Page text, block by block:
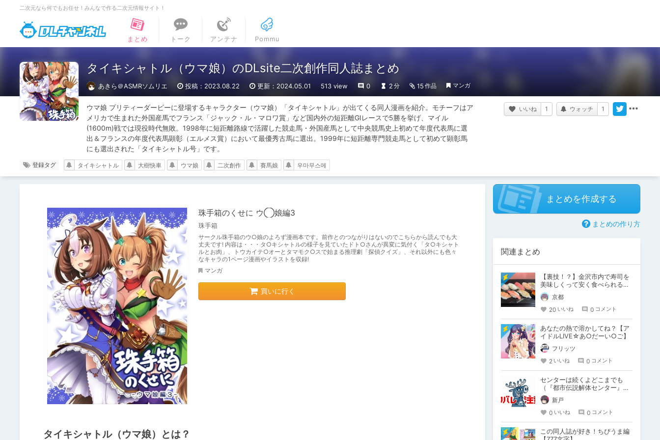
二次元なら何でもお任せ！みんなで作る二次元情報サイト！
DLチャンネル
まとめ
トーク アンテナ Pommu
タイキシャトル（ウマ娘）のDLsite二次創作同人誌まとめ
あきら＠ASMRソムリエ 投稿：2023.08.22 更新：2024.05.01 513 view 0 2 分 15 作品 マンガ
ウマ娘 プリティーダービーに登場するキャラクター（ウマ娘）「タイキシャトル」が出てくる同人漫画を紹介。モチーフはア
メリカで生まれた外国産馬でフランス「ジャック・ル・マロワ賞」など国内外の短距離GIレースで5勝を挙げ、マイル
(1600m)戦では現役時代無敗。1998年に短距離路線で活躍した競走馬・外国産馬として中央競馬史上初めて年度代表馬に選
出＆フランスの年度代表馬顕彰（エルメス賞）において最優秀古馬に選出。1999年に短距離専門競走馬として初めて顕彰馬
にも選出された「タイキシャトル号」です。
いいね 1 ウォッチ 1
登録タグ タイキシャトル 大樹快車 ウマ娘 二次創作 賽馬娘 우마무스메
珠手箱のくせに ウ◯娘編3
珠手箱
サークル珠手箱のウ○娘のよろず漫画本です。前作とのつながりはないのでこちらから読んでも大
丈夫です! 内容は・・・タ○キシャトルの様子を見ていたドト○さんが異変に気付く「タ○キシャト
ルとお肉」、トウカイテ○オーとタマモク○スで始まる推理劇「探偵クイズ」、それ以外にも色々
なキャラの1ページ漫画やイラストを収録!
マンガ
買いに行く
タイキシャトル（ウマ娘）とは？
まとめを作成する
まとめの作り方
関連まとめ
【裏技！？】金沢市内で寿司を
美味しくって安く食べられる特
別な場所ご存知ですか？
京都
20 いいね 0 コメント
あなたの熱で溶かしてね？【ア
イドルLIVE☆あ○だーい○ご】
フリッツ
2 いいね 0 コメント
センターは続くよどこまでも
（『都市伝説解体センター』二
次創作）
新戸
0 いいね 0 コメント
この同人誌が好き！ちびうま編